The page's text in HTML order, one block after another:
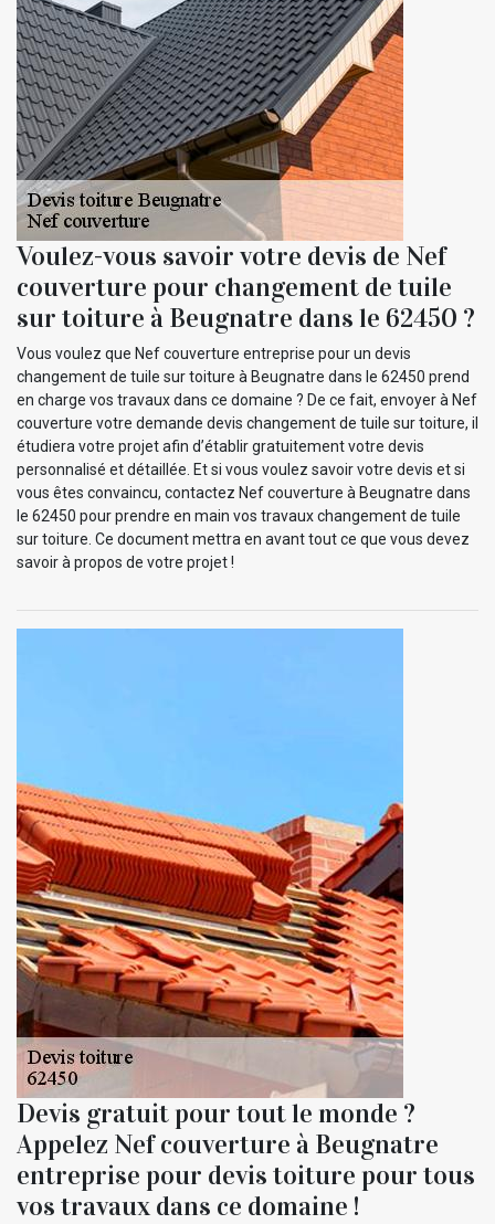
Voulez-vous savoir votre devis de Nef
couverture pour changement de tuile
sur toiture à Beugnatre dans le 62450 ?
Vous voulez que Nef couverture entreprise pour un devis
changement de tuile sur toiture à Beugnatre dans le 62450 prend
en charge vos travaux dans ce domaine ? De ce fait, envoyer à Nef
couverture votre demande devis changement de tuile sur toiture, il
étudiera votre projet afin d’établir gratuitement votre devis
personnalisé et détaillée. Et si vous voulez savoir votre devis et si
vous êtes convaincu, contactez Nef couverture à Beugnatre dans
le 62450 pour prendre en main vos travaux changement de tuile
sur toiture. Ce document mettra en avant tout ce que vous devez
savoir à propos de votre projet !
Devis gratuit pour tout le monde ?
Appelez Nef couverture à Beugnatre
entreprise pour devis toiture pour tous
vos travaux dans ce domaine !